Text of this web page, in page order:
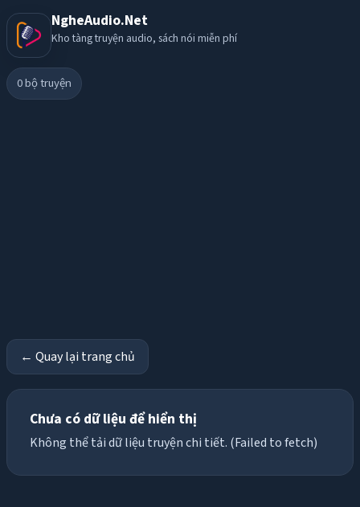
NgheAudio.Net
Kho tàng truyện audio, sách nói miễn phí
0bộ truyện
← Quay lại trang chủ
Chưa có dữ liệu để hiển thị
Không thể tải dữ liệu truyện chi tiết. (Failed to fetch)